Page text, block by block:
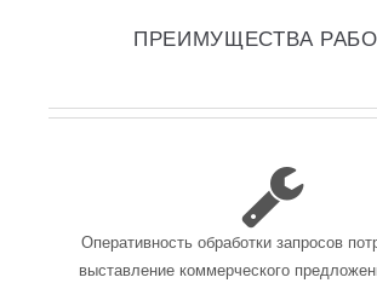
ПРЕИМУЩЕСТВА
Оперативность обработки запросов
выставление коммерческого